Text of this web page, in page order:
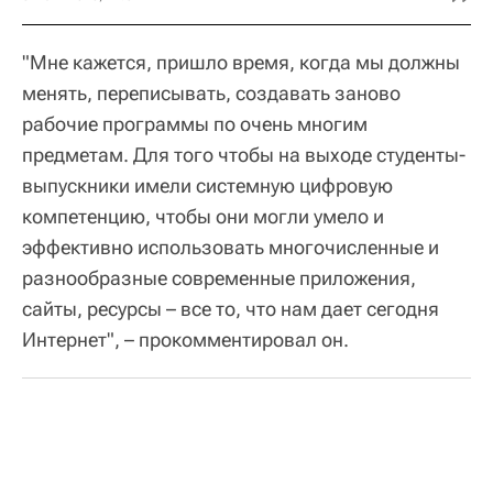
"Мне кажется, пришло время, когда мы должны
менять, переписывать, создавать заново
рабочие программы по очень многим
предметам. Для того чтобы на выходе студенты-
выпускники имели системную цифровую
компетенцию, чтобы они могли умело и
эффективно использовать многочисленные и
разнообразные современные приложения,
сайты, ресурсы – все то, что нам дает сегодня
Интернет", – прокомментировал он.